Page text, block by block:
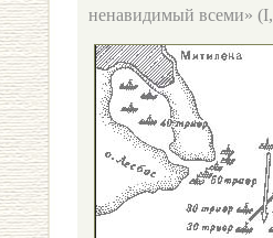
ненавидимый всеми»